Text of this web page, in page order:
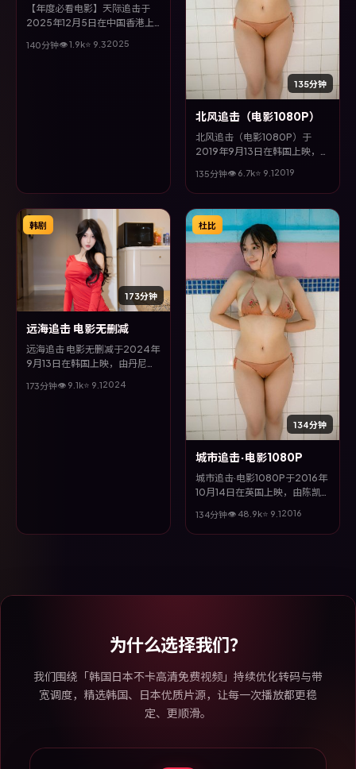
【年度必看电影】天际追击于
2025年12月5日在中国香港上
沈腾、赵丽颖、甄子丹等主演。
140分钟👁1.9k⭐ 9.32025
135分钟
北风追击（电影1080P）
北风追击（电影1080P）于
2019年9月13日在韩国上映，由
梅、周迅等主演。全片以犯罪类
型为主线，多条叙事线交织收
束，悬念与情感并重，适合喜欢
强情节的观众。
135分钟👁 6.7k⭐ 9.12019
173分钟
韩剧
远海追击 电影无删减
远海追击 电影无删减于2024年
9月13日在韩国上映，由丹尼斯·
宏、河正宇等主演。全片以喜剧
173分钟👁 9.1k⭐ 9.12024
134分钟
杜比
城市追击·电影1080P
城市追击·电影1080P于2016年
10月14日在英国上映，由陈凯
丹、段奕宏等主演。全片以科幻
类型为主线，改编自真实事件与
134分钟👁 48.9k⭐ 9.12016
为什么选择我们？
我们围绕「韩国日本不卡高清免费视频」持续优化转码与带
宽调度，精选韩国、日本优质片源，让每一次播放都更稳
定、更顺滑。